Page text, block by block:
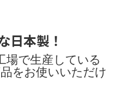
日本製！
場で生産している
をお使いいただけ